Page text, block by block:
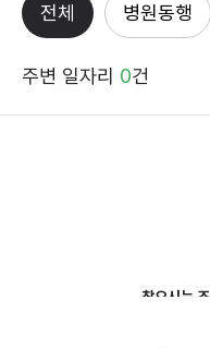
전체 병원동행
주변 일자리 0건
찾으시는